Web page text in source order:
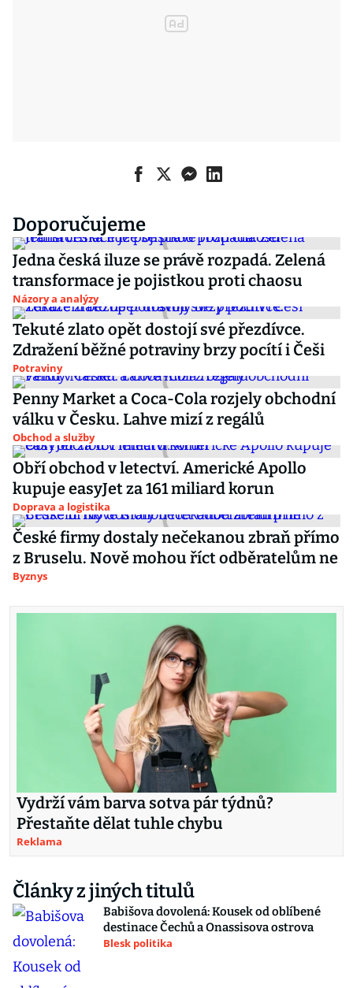
Doporučujeme
Jedna česká iluze se právě rozpadá. Zelená
transformace je pojistkou proti chaosu
Názory a analýzy
Tekuté zlato opět dostojí své přezdívce.
Zdražení běžné potraviny brzy pocítí i Češi
Potraviny
Penny Market a Coca-Cola rozjely obchodní
válku v Česku. Lahve mizí z regálů
Obchod a služby
Obří obchod v letectví. Americké Apollo
kupuje easyJet za 161 miliard korun
Doprava a logistika
České firmy dostaly nečekanou zbraň přímo
z Bruselu. Nově mohou říct odběratelům ne
Byznys
Vydrží vám barva sotva pár týdnů?
Přestaňte dělat tuhle chybu
Reklama
Články z jiných titulů
Babišova dovolená: Kousek od oblíbené
destinace Čechů a Onassisova ostrova
Blesk politika